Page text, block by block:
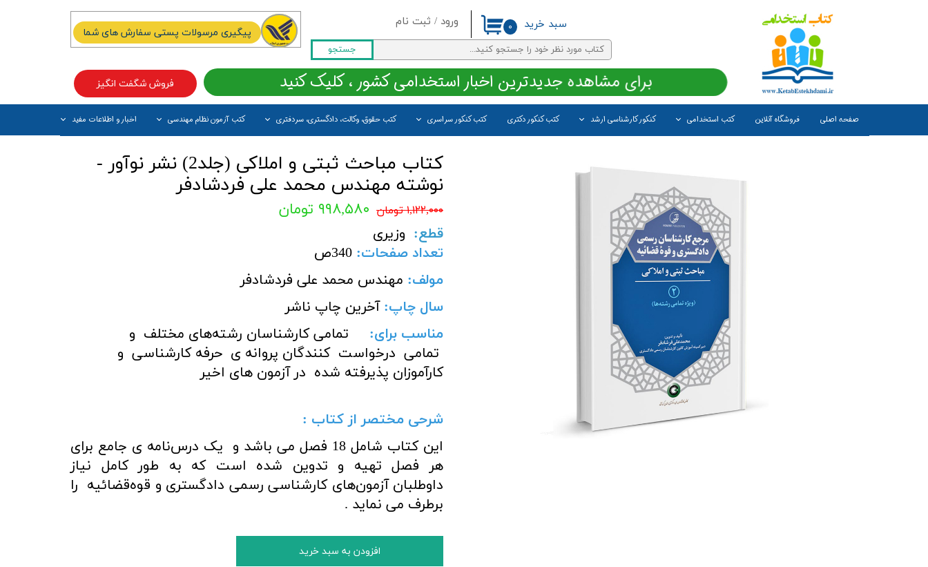
ورود / ثبت نام
حساب کاربری من
تغییر گذر واژه
سفارشات
خروج از حساب کاربری
جستجو
صفحه اصلی فروشگاه آنلاین کتب استخدامی کنکور کارشناسی ارشد کتب کنکور دکتری کتب کنکور سراسری کتب حقوق، وکالت، دادگستری، سردفتری کتب آزمون نظام مهندسی اخبار و اطلاعات مفید
۰ سبد خرید
فروش شگفت انگیز برای مشاهده جدیدترین اخبار استخدامی کشور ، کلیک کنید
پیگیری مرسولات پستی سفارش های شما
کتاب مباحث ثبتی و املاکی (جلد2) نشر نوآور -
نوشته مهندس محمد علی فردشادفر
۱,۱۲۲,۰۰۰ تومان ۹۹۸,۵۸۰ تومان
قطع: وزیری
تعداد صفحات:
340ص
مولف: مهندس محمد علی فردشادفر
سال چاپ: آخرین چاپ ناشر
مناسب برای: تمامی کارشناسان رشته­‌های مختلف و
تمامی درخواست کنندگان پروانه ی حرفه کارشناسی و
کارآموزان پذیرفته شده در آزمون­ های اخیر
شرحی مختصر از کتاب :
این کتاب شامل 18 فصل می باشد و یک درس‌نامه‌ ی جامع برای
هر فصل تهیه و تدوین شده است که به طور کامل نیاز
داوطلبان آزمون‌های کارشناسی رسمی دادگستری و قوه‌قضائیه را
برطرف می نماید .
افزودن به سبد خرید